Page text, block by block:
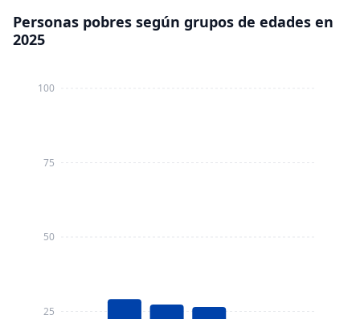
Personas pobres según grupos de edades en
2025
25
50
75
100